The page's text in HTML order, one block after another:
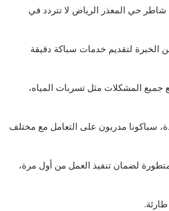
حي المعذر الرياض لا تتردد في
لتقديم خدمات سباكة دقيقة
جميع المشكلات مثل تسربات المياه،
سباكونا مدربون على التعامل مع مختلف
لضمان تنفيذ العمل من أول مرة،